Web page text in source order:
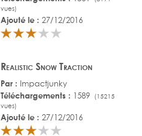
vues)
Ajouté le : 27/12/2016
Realistic Snow Traction
Par : Impactjunky
Téléchargements : 1589
(15215
vues)
Ajouté le : 27/12/2016